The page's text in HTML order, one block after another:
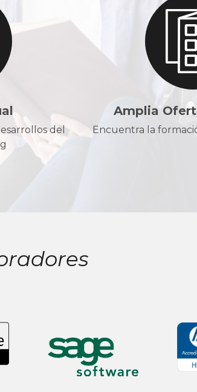
del
Amplia
Encuentra la